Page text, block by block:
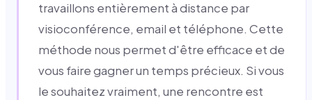
travaillons entièrement à distance par
visioconférence, email et téléphone. Cette
méthode nous permet d'être efficace et de
vous faire gagner un temps précieux. Si vous
le souhaitez vraiment, une rencontre est